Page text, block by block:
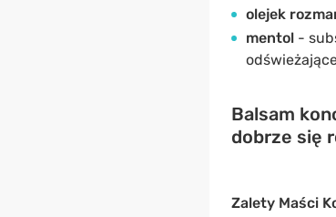
olejek
mentol -
Balsam
dobrze się
Zalety Maści